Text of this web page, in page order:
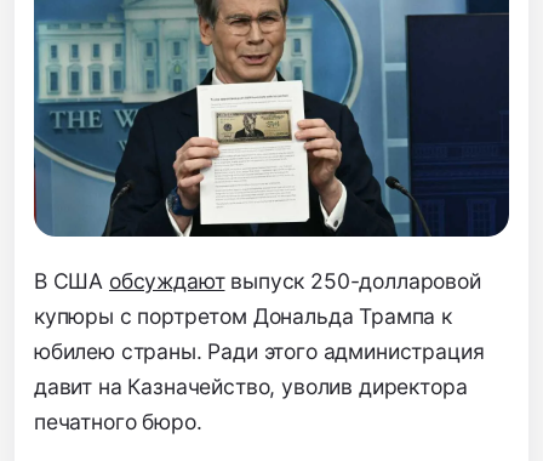
В США обсуждаютвыпуск 250-долларовой
купюры с портретом Дональда Трампа к
юбилею страны. Ради этого администрация
давит на Казначейство, уволив директора
печатного бюро.